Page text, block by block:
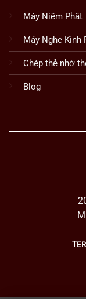
Máy Niệm Phật
Máy Nghe Kinh
Chép thẻ nhớ
Blog